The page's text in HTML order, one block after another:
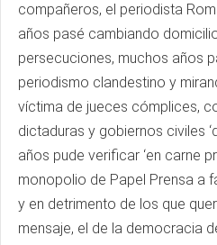
compañeros, el periodista
años pasé cambiando
persecuciones, muchos años
periodismo clandestino y
víctima de jueces cómplices,
dictaduras y gobiernos civiles
años pude verificar ‘en carne
monopolio de Papel Prensa a
y en detrimento de los que
mensaje, el de la democracia